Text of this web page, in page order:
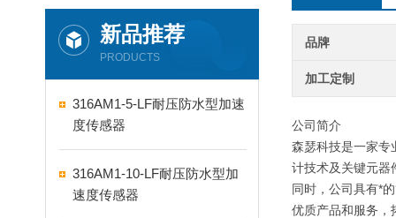
新品推荐
PRODUCTS
316AM1-5-LF耐压防水型加速
度传感器
316AM1-10-LF耐压防水型加
速度传感器
品牌
加工定制
公司简介
森瑟科技是一家专
计技术及关键元器
同时，公司具有*
优质产品和服务，